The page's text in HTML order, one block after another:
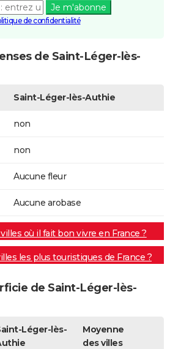
Je m'abonne
de confidentialité
de Saint-Léger-lès-
Saint-Léger-lès-Authie
non
non
Aucune fleur
Aucune arobase
où il fait bon vivre en France ?
les plus touristiques de France ?
de Saint-Léger-lès-
Léger-lès-
Moyenne
des villes